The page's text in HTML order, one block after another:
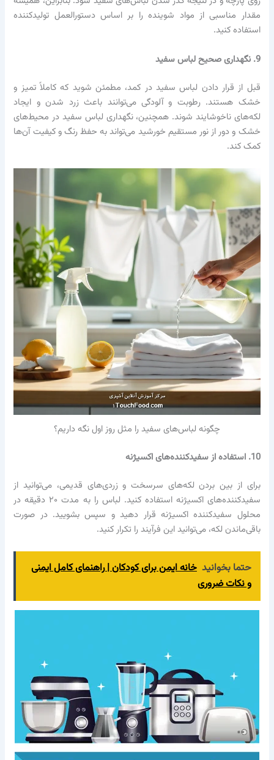
مقدار مناسبی از مواد شوینده را بر اساس دستورالعمل تولیدکننده
استفاده کنید.
9. نگهداری صحیح لباس سفید
قبل از قرار دادن لباس سفید در کمد، مطمئن شوید که کاملاً تمیز و
خشک هستند. رطوبت و آلودگی می‌توانند باعث زرد شدن و ایجاد
لکه‌های ناخوشایند شوند. همچنین، نگهداری لباس سفید در محیط‌های
خشک و دور از نور مستقیم خورشید می‌تواند به حفظ رنگ و کیفیت آن‌ها
کمک کند.
چگونه لباس‌های سفید را مثل روز اول نگه داریم؟
10. استفاده از سفیدکننده‌های اکسیژنه
برای از بین بردن لکه‌های سرسخت و زردی‌های قدیمی، می‌توانید از
سفیدکننده‌های اکسیژنه استفاده کنید. لباس را به مدت ۲۰ دقیقه در
محلول سفیدکننده اکسیژنه قرار دهید و سپس بشویید. در صورت
باقی‌ماندن لکه، می‌توانید این فرآیند را تکرار کنید.
حتما بخوانید خانه ایمن برای کودکان | راهنمای کامل ایمنی
و نکات ضروری